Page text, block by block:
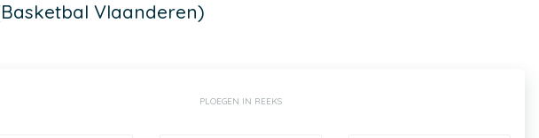
Vlaanderen)
PLOEGEN IN REEKS